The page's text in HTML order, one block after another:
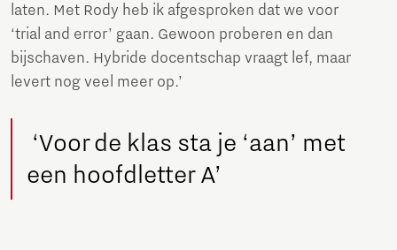
laten. Met Rody heb ik afgesproken dat we voor
‘trial and error’ gaan. Gewoon proberen en dan
bijschaven. Hybride docentschap vraagt lef, maar
levert nog veel meer op.’
‘Voor de klas sta je ‘aan’ met
een hoofdletter A’